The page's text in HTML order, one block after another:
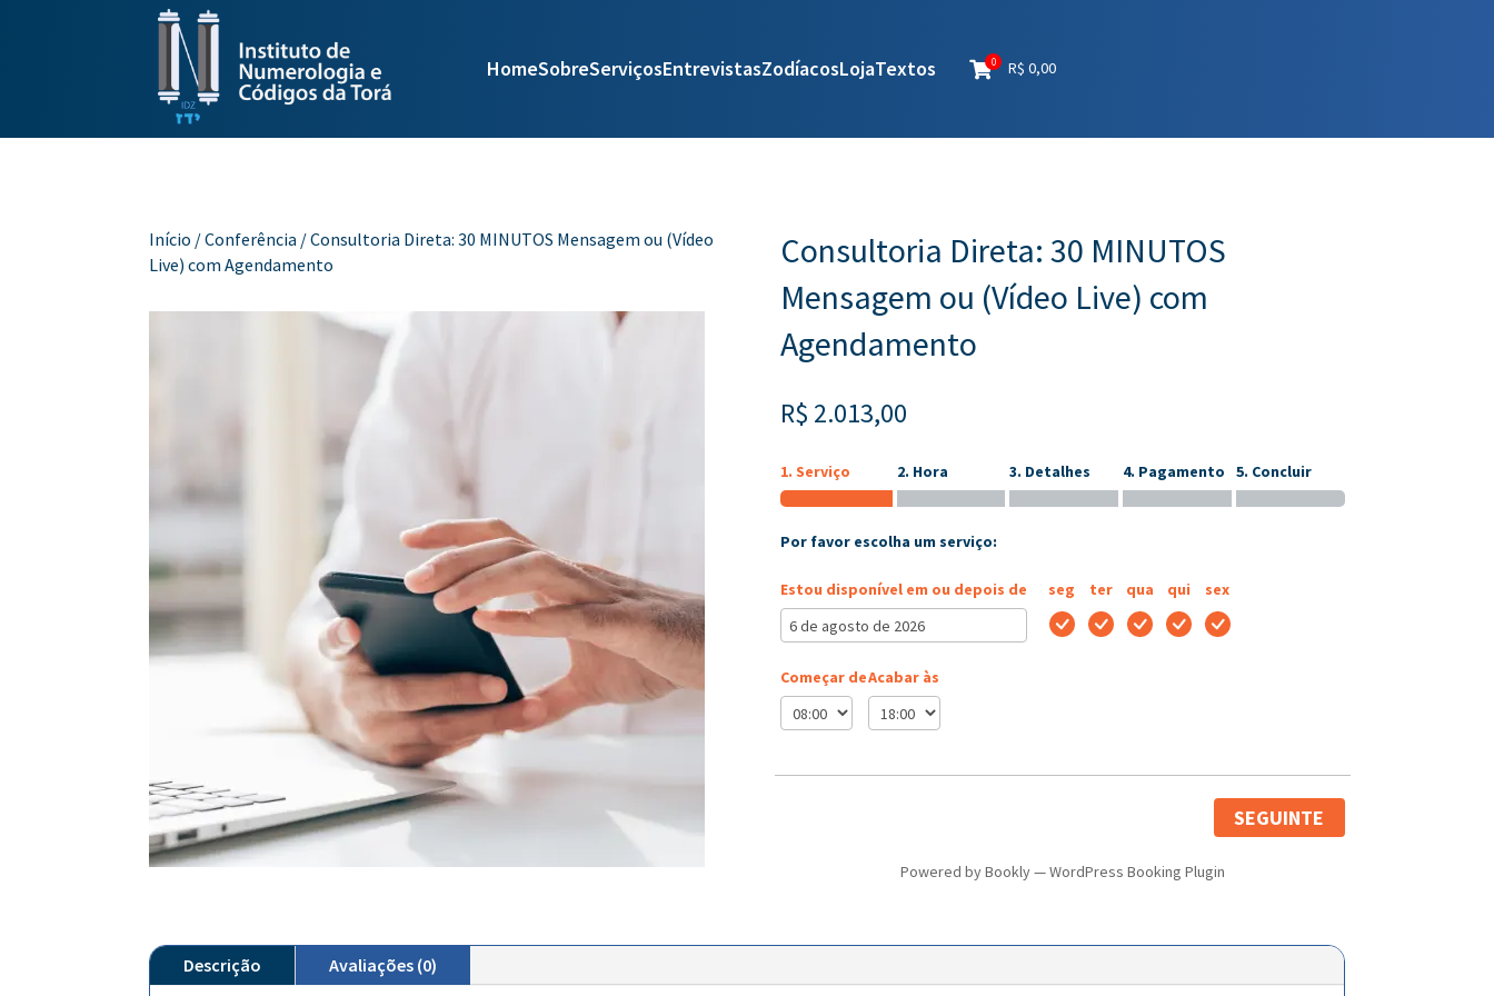
HomeSobreServiçosEntrevistasZodíacosLojaTextos 0 R$ 0,00
Início /Conferência / Consultoria Direta: 30 MINUTOS Mensagem ou (Vídeo
Live) com Agendamento
Consultoria Direta: 30 MINUTOS
Mensagem ou (Vídeo Live) com
Agendamento
R$ 2.013,00
1. Serviço 2. Hora 3. Detalhes 4. Pagamento 5. Concluir
Por favor escolha um serviço:
Estou disponível em ou depois de seg ter qua qui sex
Começar deAcabar às
SEGUINTE
Powered byBookly—WordPress Booking Plugin
Descrição Avaliações (0)